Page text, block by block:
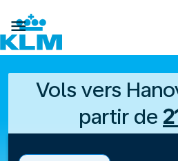

Vols vers
partir de